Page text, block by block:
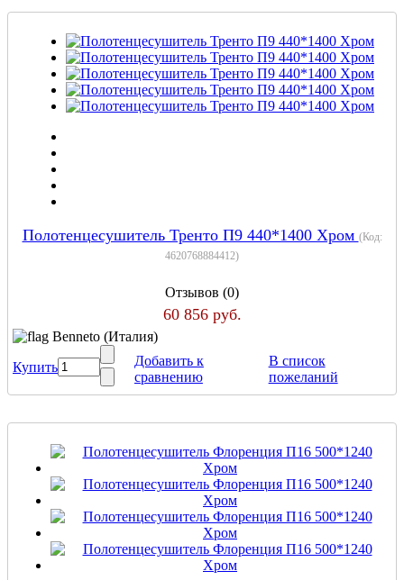
Полотенцесушитель Тренто П9 440*1400 Хром (Код:
4620768884412)
Отзывов (0)
60 856 руб.
Benneto (Италия)
Купить
Добавить к
сравнению
В список
пожеланий